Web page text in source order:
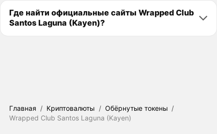
Где найти официальные сайты Wrapped Club
Santos Laguna (Kayen)?
Главная / Криптовалюты / Обёрнутые токены /
Wrapped Club Santos Laguna (Kayen)